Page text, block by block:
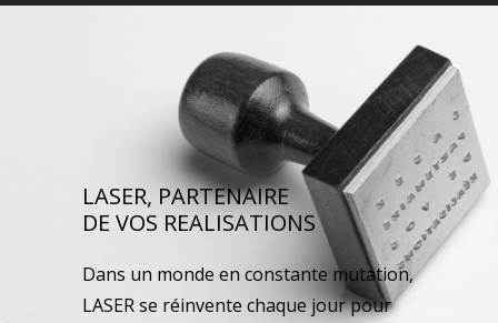
LASER, PARTENAIRE
DE VOS REALISATIONS
Dans un monde en constante mutation,
LASER se réinvente chaque jour pour